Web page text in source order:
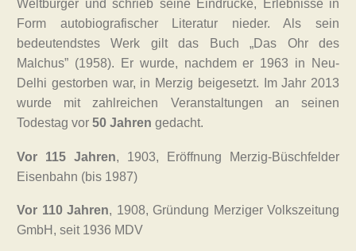
Weltbürger und schrieb seine Eindrücke, Erlebnisse in
Form autobiografischer Literatur nieder. Als sein
bedeutendstes Werk gilt das Buch „Das Ohr des
Malchus” (1958). Er wurde, nachdem er 1963 in Neu-
Delhi gestorben war, in Merzig beigesetzt. Im Jahr 2013
wurde mit zahlreichen Veranstaltungen an seinen
Todestag vor 50 Jahren gedacht.
Vor 115 Jahren, 1903, Eröffnung Merzig-Büschfelder
Eisenbahn (bis 1987)
Vor 110 Jahren, 1908, Gründung Merziger Volkszeitung
GmbH, seit 1936 MDV